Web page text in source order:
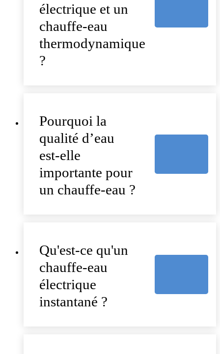
électrique et un
chauffe-eau
thermodynamique
?
Pourquoi la
qualité d’eau
est-elle
importante pour
un chauffe-eau ?
Qu'est-ce qu'un
chauffe-eau
électrique
instantané ?